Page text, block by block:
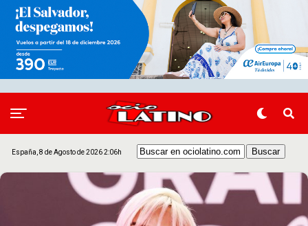
España, 8 de Agosto de 2026 2:06h